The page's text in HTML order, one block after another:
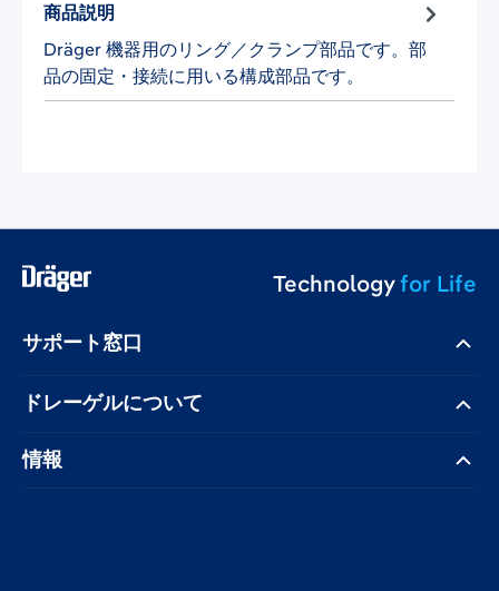
商品説明
Dräger 機器用のリング／クランプ部品です。部
品の固定・接続に用いる構成部品です。
Technologyfor Life
サポート窓口
ドレーゲル​について
情報